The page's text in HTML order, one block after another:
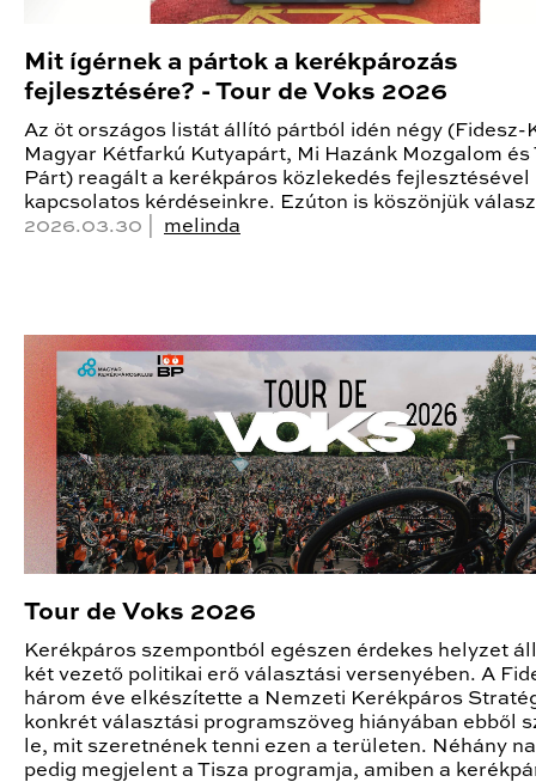
Mit ígérnek a pártok a kerékpározás
fejlesztésére? - Tour de Voks 2026
Az öt országos listát állító pártból idén négy (Fidesz-
Magyar Kétfarkú Kutyapárt, Mi Hazánk Mozgalom és
Párt) reagált a kerékpáros közlekedés fejlesztésével
kapcsolatos kérdéseinkre. Ezúton is köszönjük
2026.03.30 | melinda
Tour de Voks 2026
Kerékpáros szempontból egészen érdekes helyzet
két vezető politikai erő választási versenyében. A
három éve elkészítette a Nemzeti Kerékpáros
konkrét választási programszöveg hiányában ebből
le, mit szeretnének tenni ezen a területen. Néhány
pedig megjelent a Tisza programja, amiben a